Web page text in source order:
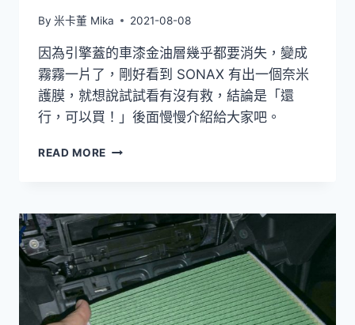
By 米卡董 Mika 2021-08-08
因為引擎蓋的車漆金油層幾乎都要消失，變成
霧霧一片了，剛好看到 SONAX 有出一個奈米
護膜，就想說試試看有沒有救，結論是「還
行，可以買！」後面慢慢介紹給大家吧。
READ MORE [我
米
護
膜，
車
漆
金
油